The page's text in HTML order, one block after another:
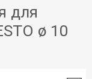
для
ø 10